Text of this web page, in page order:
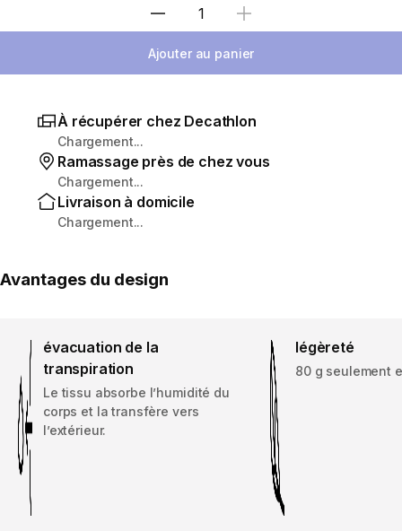
Sélectionnez la quantité
Ajouter au panier
À récupérer chez Decathlon
Chargement...
Ramassage près de chez vous
Chargement...
Livraison à domicile
Chargement...
Avantages du design
évacuation de la
transpiration
Le tissu absorbe l’humidité du
corps et la transfère vers
l’extérieur.
légèreté
80 g seulement